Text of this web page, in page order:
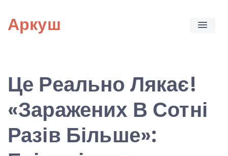
content
Аркуш
Це Реально Лякає!
«Заражених В Сотні
Разів Більше»: